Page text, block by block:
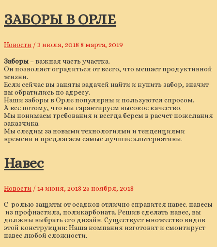
ЗАБОРЫ В ОРЛЕ
Новости / 3 июля, 2018 8 марта, 2019
Заборы – важная часть участка.
Он позволяет оградиться от всего, что мешает продуктивной
жизни.
Если сейчас вы заняты задачей найти и купить забор, значит
вы обратились по адресу.
Наши заборы в Орле популярны и пользуются спросом.
А все потому, что мы гарантируем высокое качество.
Мы понимаем требования и всегда берем в расчет пожелания
заказчика.
Мы следим за новыми технологиями и тенденциями
времени и предлагаем самые лучшие альтернативы.
Навес
Новости / 14 июня, 2018 25 ноября, 2018
С ролью защиты от осадков отлично справится навес. навесы
из профнастила, поликарбоната. Решив сделать навес, вы
должны выбрать его дизайн. Существует множество видов
этой конструкции: Наша компания изготовит и смонтирует
навес любой сложности.